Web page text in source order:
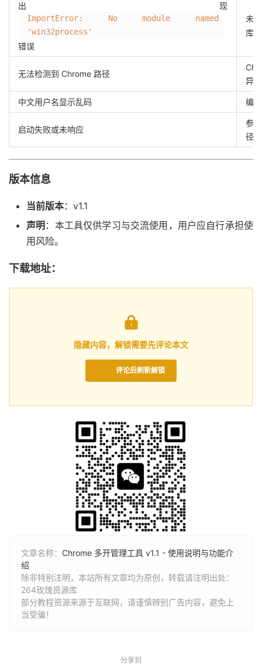
出现
ImportError: No module named
'win32process'
错误
未
库
无法检测到 Chrome 路径
异常
中文用户名显示乱码 编
启动失败或未响应
参
径
版本信息
当前版本：v1.1
声明 ：本工具仅供学习与交流使用，用户应自行承担使
用风险。
下载地址：

隐藏内容，解锁需要先评论本文
评论后刷新解锁
文章名称： Chrome 多开管理工具 v1.1 - 使用说明与功能介
绍
除非特别注明，本站所有文章均为原创，转载请注明出处：
264玫瑰资源库
部分教程资源来源于互联网，请谨慎辨别广告内容，避免上
当受骗！
分享到